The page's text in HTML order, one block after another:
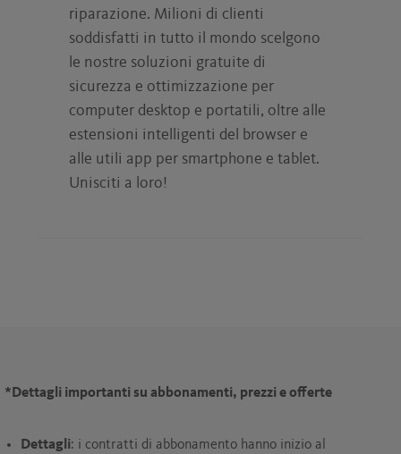
riparazione. Milioni di clienti
soddisfatti in tutto il mondo scelgono
le nostre soluzioni gratuite di
sicurezza e ottimizzazione per
computer desktop e portatili, oltre alle
estensioni intelligenti del browser e
alle utili app per smartphone e tablet.
Unisciti a loro!
* Dettagli importanti su abbonamenti, prezzi e offerte
Dettagli: i contratti di abbonamento hanno inizio al